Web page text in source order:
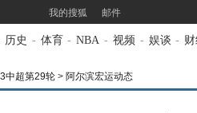
我的搜狐 邮件
历史 - 体育 - NBA - 视频 - 娱谈 -
中超第29轮 > 阿尔滨宏运动态